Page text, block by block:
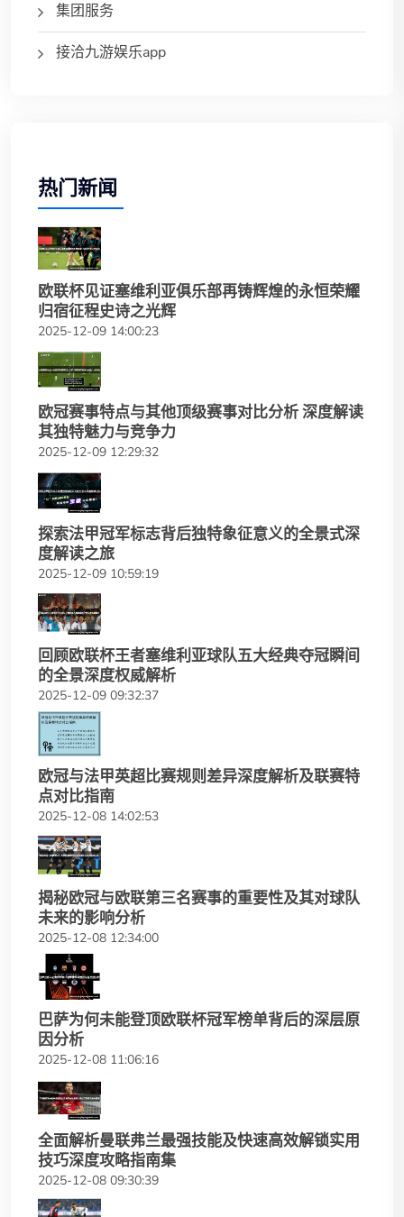
集团服务
接洽九游娱乐app
热门新闻
欧联杯见证塞维利亚俱乐部再铸辉煌的永恒荣耀
归宿征程史诗之光辉
2025-12-09 14:00:23
欧冠赛事特点与其他顶级赛事对比分析 深度解读
其独特魅力与竞争力
2025-12-09 12:29:32
探索法甲冠军标志背后独特象征意义的全景式深
度解读之旅
2025-12-09 10:59:19
回顾欧联杯王者塞维利亚球队五大经典夺冠瞬间
的全景深度权威解析
2025-12-09 09:32:37
欧冠与法甲英超比赛规则差异深度解析及联赛特
点对比指南
2025-12-08 14:02:53
揭秘欧冠与欧联第三名赛事的重要性及其对球队
未来的影响分析
2025-12-08 12:34:00
巴萨为何未能登顶欧联杯冠军榜单背后的深层原
因分析
2025-12-08 11:06:16
全面解析曼联弗兰最强技能及快速高效解锁实用
技巧深度攻略指南集
2025-12-08 09:30:39